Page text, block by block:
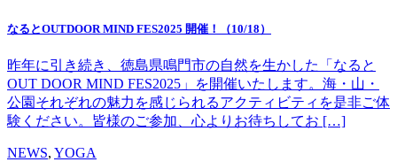
なるとOUTDOOR MIND FES2025 開催！（10/18）
昨年に引き続き、徳島県鳴門市の自然を生かした「なると
OUT DOOR MIND FES2025」を開催いたします。海・山・
公園それぞれの魅力を感じられるアクティビティを是非ご体
験ください。皆様のご参加、心よりお待ちしてお […]
NEWS, YOGA